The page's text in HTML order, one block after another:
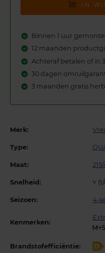
IN
Binnen 1 uur
12 maanden
Achteraf betalen of in
30 dagen
3 maanden gratis
Merk:
Type:
Maat:
Snelheid: Y
Seizoen: 4-
Kenmerken:
Brandstofefficiëntie: D